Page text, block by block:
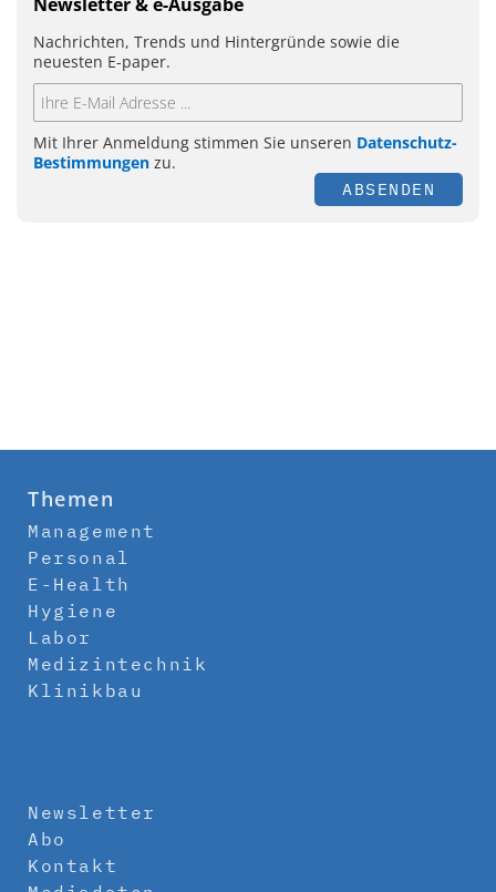
Nachrichten, Trends und Hintergründe sowie die
neuesten E-paper.
Mit Ihrer Anmeldung stimmen Sie unseren Datenschutz-
Bestimmungen zu.
ABSENDEN
Themen
Management
Personal
E-Health
Hygiene
Labor
Medizintechnik
Klinikbau
Newsletter
Abo
Kontakt